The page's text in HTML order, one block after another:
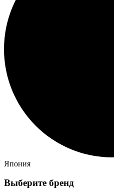
Япония
Выберите бренд